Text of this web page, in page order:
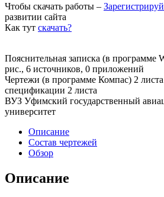
Чтобы скачать работы –
развитии сайта
Как тут скачать?
Пояснительная записка (в программе
рис., 6 источников, 0 приложений
Чертежи (в программе Компас) 2
спецификации 2 листа
ВУЗ Уфимский государственный
университет
Описание
Состав чертежей
Обзор
Описание